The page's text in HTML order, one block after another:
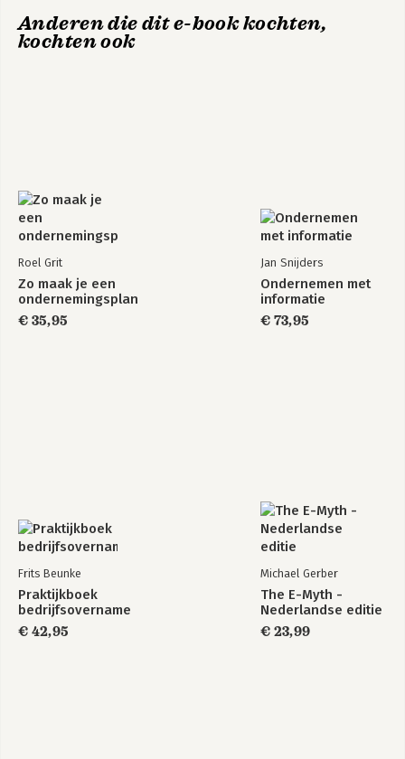
Anderen die dit e-book kochten,
kochten ook
Roel Grit
Zo maak je een
ondernemingsplan
€ 35,95
Jan Snijders
Ondernemen met
informatie
€ 73,95
Frits Beunke
Praktijkboek
bedrijfsovername
€ 42,95
Michael Gerber
The E-Myth -
Nederlandse editie
€ 23,99